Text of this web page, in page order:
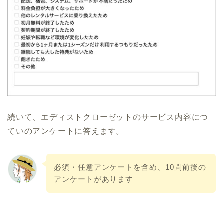
続いて、エディストクローゼットのサービス内容につ
ていのアンケートに答えます。
必須・任意アンケートを含め、10問前後の
アンケートがあります